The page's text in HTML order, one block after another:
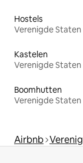
Hostels
Verenigde Staten
Kastelen
Verenigde Staten
Boomhutten
Verenigde Staten
Airbnb